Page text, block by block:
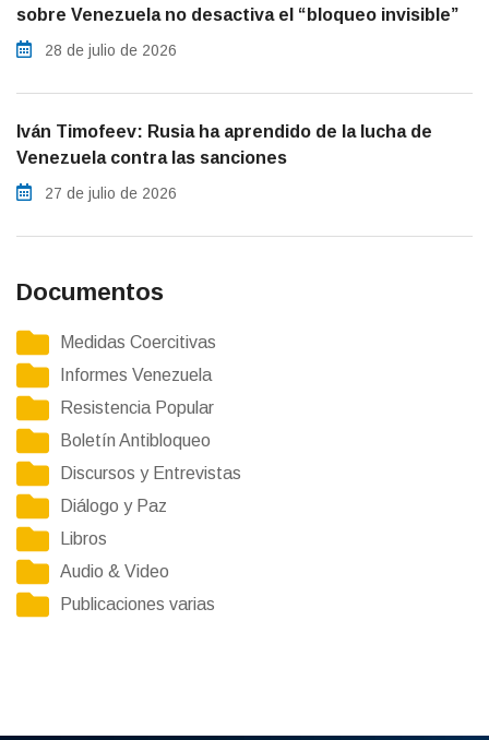
sobre Venezuela no desactiva el “bloqueo invisible”
28 de julio de 2026
Iván Timofeev: Rusia ha aprendido de la lucha de
Venezuela contra las sanciones
27 de julio de 2026
Documentos
Medidas Coercitivas
Informes Venezuela
Resistencia Popular
Boletín Antibloqueo
Discursos y Entrevistas
Diálogo y Paz
Libros
Audio & Video
Publicaciones varias